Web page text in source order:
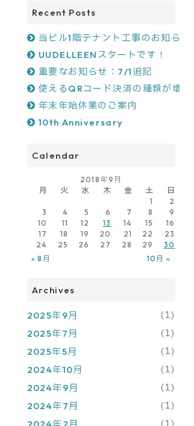
Recent Posts
当ビル1階テナント工事のお知らせ
UUDELLEENスタートです！
重要なお知らせ：7/1追記
使えるQRコード決済の種類が増え
年末年始休業のご案内
10th Anniversary
Calendar
2018年9月
月
火 水 木 金 土 日
« 8月 10月 »
1
2
3
4 5 6 7 8
9
10
11 12 13 14 15
16
17
18 19 20 21 22
23
24
25 26 27 28 29 30
Archives
2025年9月 (1)
2025年7月 (1)
2025年5月 (1)
2024年10月 (1)
2024年9月 (1)
2024年7月 (1)